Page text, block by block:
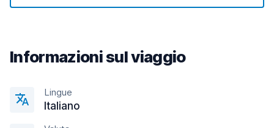
Informazioni sul viaggio
Lingue
Italiano